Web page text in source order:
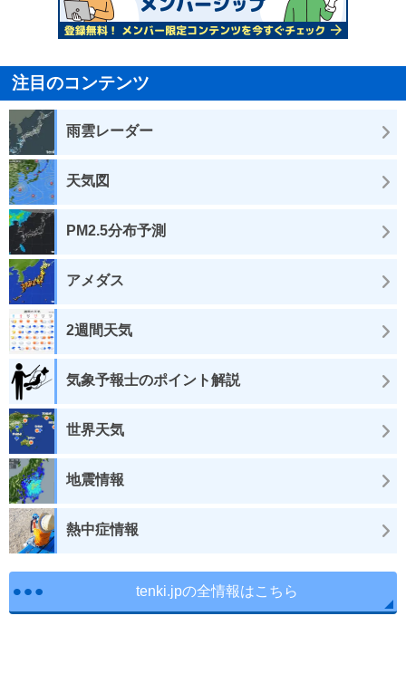
注目のコンテンツ
雨雲レーダー
天気図
PM2.5分布予測
アメダス
2週間天気
気象予報士のポイント解説
世界天気
地震情報
熱中症情報
tenki.jpの全情報はこちら